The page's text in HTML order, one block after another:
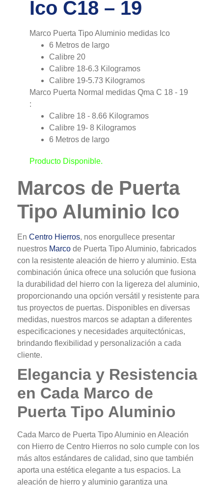
Ico C18 – 19
Marco Puerta Tipo Aluminio medidas Ico
6 Metros de largo
Calibre 20
Calibre 18-6.3 Kilogramos
Calibre 19-5.73 Kilogramos
Marco Puerta Normal medidas Qma C 18 - 19
:
Calibre 18 - 8.66 Kilogramos
Calibre 19- 8 Kilogramos
6 Metros de largo
Producto Disponible.
Marcos de Puerta
Tipo Aluminio Ico
En Centro Hierros, nos enorgullece presentar
nuestros Marco de Puerta Tipo Aluminio, fabricados
con la resistente aleación de hierro y aluminio. Esta
combinación única ofrece una solución que fusiona
la durabilidad del hierro con la ligereza del aluminio,
proporcionando una opción versátil y resistente para
tus proyectos de puertas. Disponibles en diversas
medidas, nuestros marcos se adaptan a diferentes
especificaciones y necesidades arquitectónicas,
brindando flexibilidad y personalización a cada
cliente.
Elegancia y Resistencia
en Cada Marco de
Puerta Tipo Aluminio
Cada Marco de Puerta Tipo Aluminio en Aleación
con Hierro de Centro Hierros no solo cumple con los
más altos estándares de calidad, sino que también
aporta una estética elegante a tus espacios. La
aleación de hierro y aluminio garantiza una